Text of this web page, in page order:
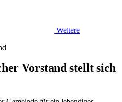
Weitere
Vorstand stellt sich